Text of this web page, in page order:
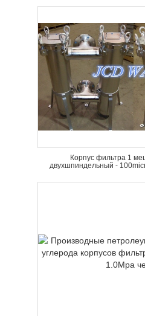
Корпус фильтра 1
двухшпиндельный -